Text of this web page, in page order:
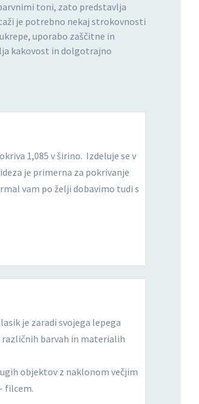
toni, zato predstavlja
je potrebno nekaj strokovnosti
uporabo zaščitne in
kakovost in dolgotrajno
1,085 v širino. Izdeluje se v
je primerna za pokrivanje
vam po želji dobavimo tudi s
je zaradi svojega lepega
različnih barvah in materialih
objektov z naklonom večjim
filcem.